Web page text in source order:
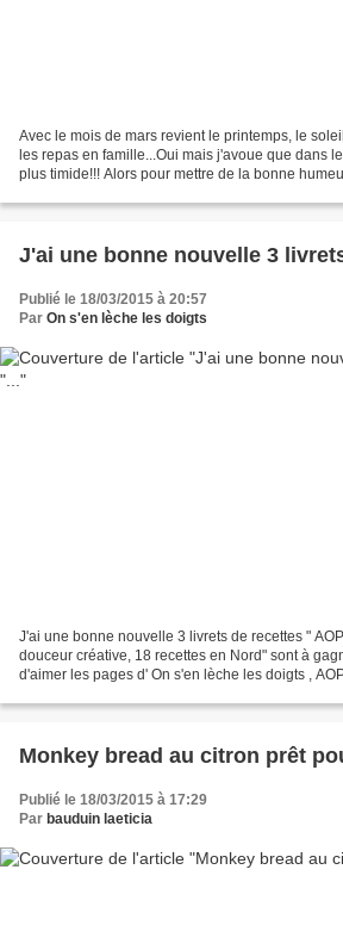
Avec le mois de mars revient le printemps, le
les repas en famille...Oui mais j'avoue que dans
plus timide!!! Alors pour mettre de la bonne
J'ai une bonne nouvelle 3
Publié le 18/03/2015 à 20:57
Par On s'en lèche les doigts
J'ai une bonne nouvelle 3 livrets de recettes "
douceur créative, 18 recettes en Nord" sont à
d'aimer les pages d' On s'en lèche les doigts ,
Monkey bread au citron prêt
Publié le 18/03/2015 à 17:29
Par bauduin laeticia